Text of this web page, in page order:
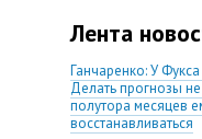
Лента
Ганчаренко: У
Делать прогнозы
полутора месяцев
восстанавливаться